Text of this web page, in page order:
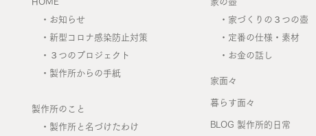
・ お知らせ
・ 新型コロナ感染防止対策
・
３つのプロジェクト
・ 製作所からの手紙
製作所のこと
・ 製作所と名づけたわけ
・ 家づくりの３つの壺
・ 定番の仕様・素材
・ お金の話し
家面々
暮らす面々
BLOG 製作所的日常